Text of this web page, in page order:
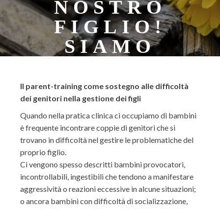
NOSTRO
FIGLIO!
SIAMO
Il parent-training come sostegno alle difficoltà
dei genitori nella gestione dei figli
Quando nella pratica clinica ci occupiamo di bambini
è frequente incontrare coppie di genitori che si
trovano in difficoltà nel gestire le problematiche del
proprio figlio.
Ci vengono spesso descritti bambini provocatori,
incontrollabili, ingestibili che tendono a manifestare
aggressività o reazioni eccessive in alcune situazioni;
o ancora bambini con difficoltà di socializzazione,